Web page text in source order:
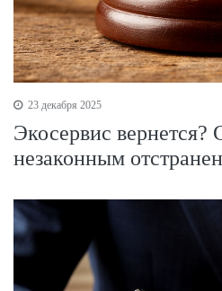
23 декабря 2025
Экосервис вернется?
незаконным